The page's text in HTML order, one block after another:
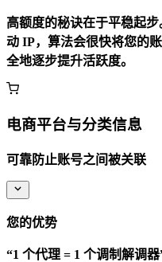
高额度的秘诀在于平稳起
动 IP，算法会很快将您的
全地逐步提升活跃度。
电商平台与分类信息
可靠防止账号之间被关联
您的优势
“1 个代理 = 1 个调制解调